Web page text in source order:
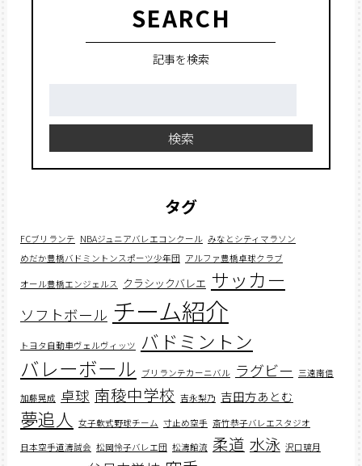
SEARCH
記事を検索
検索
タグ
FCブリランテ NBAジュニアバレエコンクール みなとシティマラソン
めだか豊橋バドミントンスポーツ少年団 アルファ豊橋卓球クラブ
オール豊橋エンジェルス クラシックバレエ サッカー
ソフトボール チーム紹介
トヨタ自動車ヴェルヴィッツ バドミントン
バレーボール ブリランテカーニバル ラグビー 三遠南信
加藤晃成 卓球 南稜中学校 吉永梨乃 吉田方あとむ
夢追人 女子軟式野球チーム 寸止め空手 斎竹恭子バレエスタジオ
日本空手道濤誠会 松岡怜子バレエ団 松濤館流 柔道 水泳 沢口璃月